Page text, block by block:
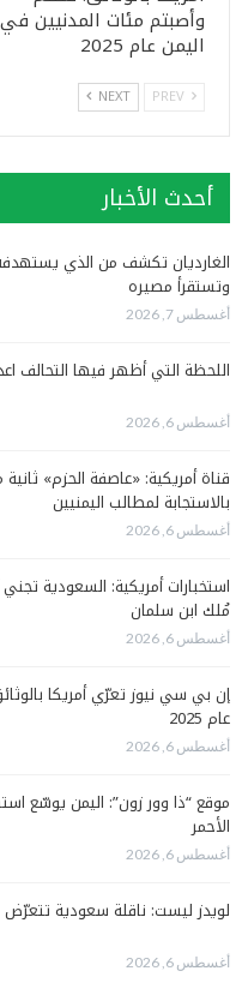
وأصبتم مئات المدنيين في
اليمن عام 2025
NEXT
أحدث الأخبار
الغارديان تكشف من الذي
وتستقرأ مصيره
أغسطس 7, 2026
اللحظة التي أظهر فيها التحالف
أغسطس 6, 2026
قناة أمريكية: «عاصفة الحزم»
بالاستجابة لمطالب اليمنيين
أغسطس 6, 2026
استخبارات أمريكية: السعودية
مُلك ابن سلمان
أغسطس 6, 2026
إن بي سي نيوز تعرّي أمريكا
عام 2025
أغسطس 6, 2026
موقع “ذا وور زون”: اليمن يوسّع
الأحمر
أغسطس 6, 2026
لويدز ليست: ناقلة سعودية تتعرّض
أغسطس 6, 2026